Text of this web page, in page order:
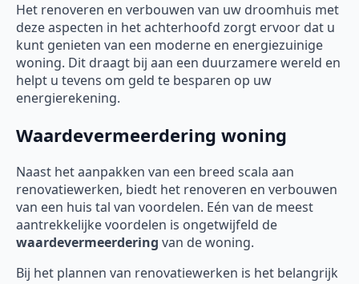
Het renoveren en verbouwen van uw droomhuis met
deze aspecten in het achterhoofd zorgt ervoor dat u
kunt genieten van een moderne en energiezuinige
woning. Dit draagt bij aan een duurzamere wereld en
helpt u tevens om geld te besparen op uw
energierekening.
Waardevermeerdering woning
Naast het aanpakken van een breed scala aan
renovatiewerken, biedt het renoveren en verbouwen
van een huis tal van voordelen. Eén van de meest
aantrekkelijke voordelen is ongetwijfeld de
waardevermeerdering van de woning.
Bij het plannen van renovatiewerken is het belangrijk